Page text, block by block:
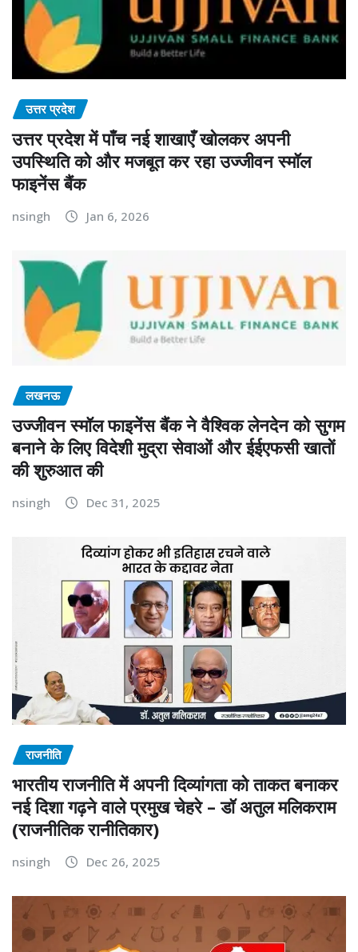
उत्तर प्रदेश
उत्तर प्रदेश में पाँच नई शाखाएँ खोलकर अपनी
उपस्थिति को और मजबूत कर रहा उज्जीवन स्मॉल
फाइनेंस बैंक
nsingh
लखनऊ
उज्जीवन स्मॉल फाइनेंस बैंक ने वैश्विक लेनदेन को सुगम
बनाने के लिए विदेशी मुद्रा सेवाओं और ईईएफसी खातों
की शुरुआत की
nsingh
राजनीति
भारतीय राजनीति में अपनी दिव्यांगता को ताकत बनाकर
नई दिशा गढ़ने वाले प्रमुख चेहरे – डॉ अतुल मलिकराम
(राजनीतिक रानीतिकार)
nsingh